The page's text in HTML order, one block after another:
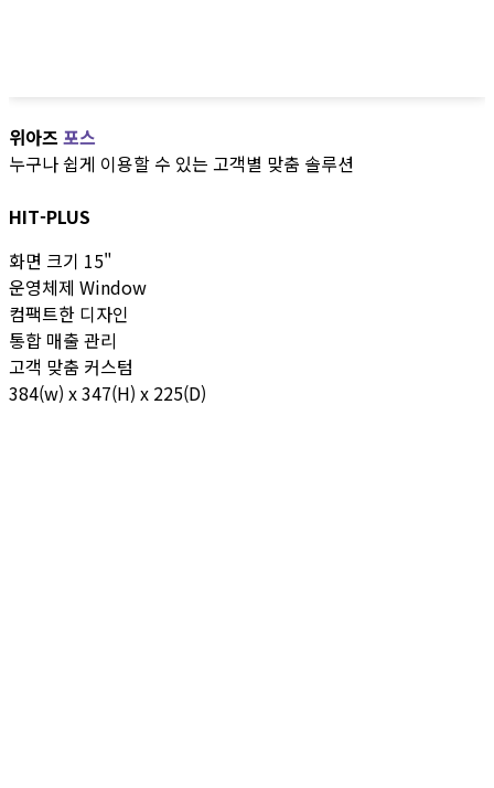
위아즈 포스
누구나 쉽게 이용할 수 있는 고객별 맞춤 솔루션
HIT-PLUS
화면 크기 15"
운영체제 Window
컴팩트한 디자인
통합 매출 관리
고객 맞춤 커스텀
384(w) x 347(H) x 225(D)